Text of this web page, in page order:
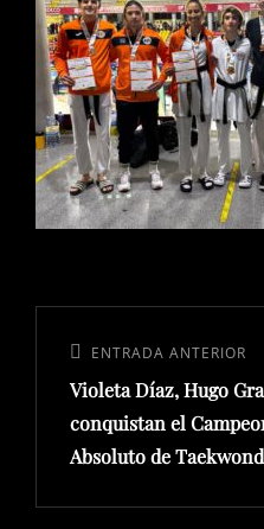
entradas
Entrada
anterior:
ENTRADA ANTERIOR
Violeta Díaz, Hugo
conquistan el
Absoluto de